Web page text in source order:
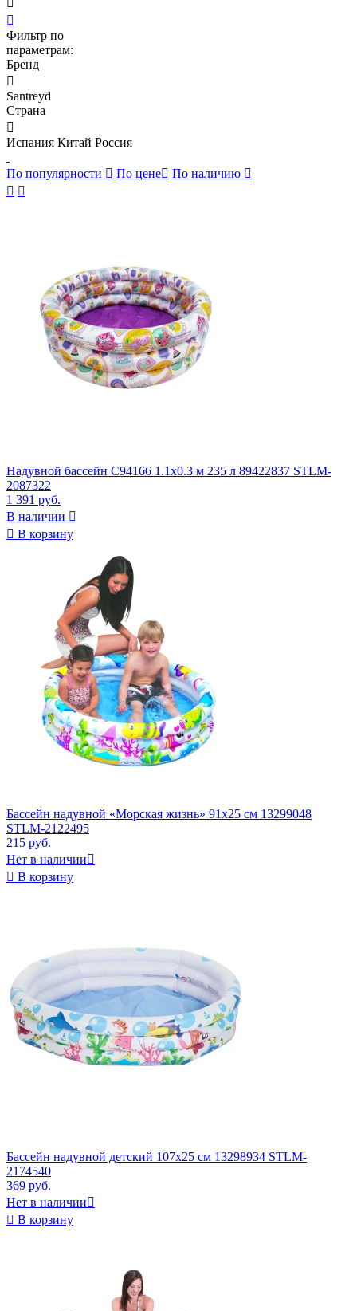

Фильтр по
параметрам:
Бренд

Santreyd
Страна

Испания Китай Россия
По популярности  По цене По наличию 
 
Надувной бассейн С94166 1.1x0.3 м 235 л 89422837 STLM-
2087322
1 391 руб.
В наличии 
 В корзину
Бассейн надувной «Морская жизнь» 91х25 см 13299048
STLM-2122495
215 руб.
Нет в наличии
 В корзину
Бассейн надувной детский 107x25 см 13298934 STLM-
2174540
369 руб.
Нет в наличии
 В корзину